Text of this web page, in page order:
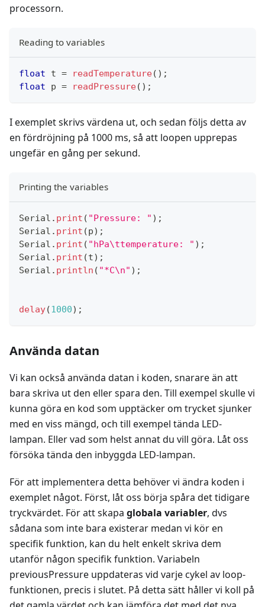
processorn.
Reading to variables
float t = readTemperature( ) ;
float p = readPressure( ) ;
I exemplet skrivs värdena ut, och sedan följs detta av
en fördröjning på 1000 ms, så att loopen upprepas
ungefär en gång per sekund.
Printing the variables
Serial . print ( "Pressure: " ) ;
Serial . print (p) ;
Serial . print ( "hPa\ttemperature: " ) ;
Serial . print (t) ;
Serial . println ( "*C\n" ) ;
delay(1000) ;
Använda datan
Vi kan också använda datan i koden, snarare än att
bara skriva ut den eller spara den. Till exempel skulle vi
kunna göra en kod som upptäcker om trycket sjunker
med en viss mängd, och till exempel tända LED-
lampan. Eller vad som helst annat du vill göra. Låt oss
försöka tända den inbyggda LED-lampan.
För att implementera detta behöver vi ändra koden i
exemplet något. Först, låt oss börja spåra det tidigare
tryckvärdet. För att skapa globala variabler, dvs
sådana som inte bara existerar medan vi kör en
specifik funktion, kan du helt enkelt skriva dem
utanför någon specifik funktion. Variabeln
previousPressure uppdateras vid varje cykel av loop-
funktionen, precis i slutet. På detta sätt håller vi koll på